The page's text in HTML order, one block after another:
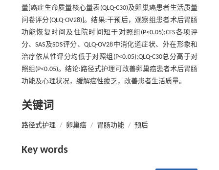
量[癌症生命质量核心量表(QLQ-C30)及卵巢癌患者生活质量
问卷评分(QLQ-OV28)]。结果:干预后，观察组患者术后胃肠
功能恢复时间及住院时间短于对照组(P<0.05);CFS各项评
分、SAS及SDS评分、QLQ-OV28中消化道症状、外在形象和
治疗依从性评分均低于对照组(P<0.05);QLQ-C30总分高于对
照组(P<0.05)。结论:路径式护理可改善卵巢癌患者术后胃肠
功能及心理状况，缓解癌性疲乏，改善患者生活质量。
关键词
路径式护理 / 卵巢癌 / 胃肠功能 / 预后
Key words